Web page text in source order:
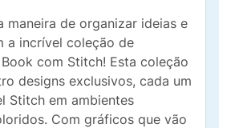
maneira de organizar ideias e
a incrível coleção de
com Stitch! Esta coleção
designs exclusivos, cada um
Stitch em ambientes
Com gráficos que vão